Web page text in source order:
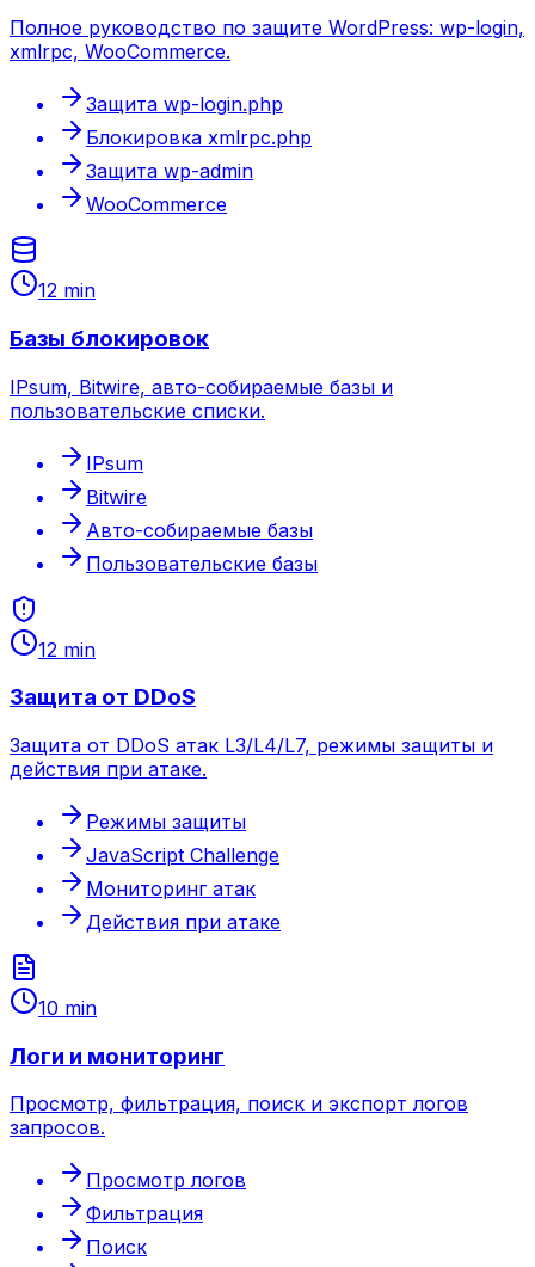
Полное руководство по защите WordPress: wp-login,
xmlrpc, WooCommerce.
Защита wp-login.php
Блокировка xmlrpc.php
Защита wp-admin
WooCommerce
12 min
Базы блокировок
IPsum, Bitwire, авто-собираемые базы и
пользовательские списки.
IPsum
Bitwire
Авто-собираемые базы
Пользовательские базы
12 min
Защита от DDoS
Защита от DDoS атак L3/L4/L7, режимы защиты и
действия при атаке.
Режимы защиты
JavaScript Challenge
Мониторинг атак
Действия при атаке
10 min
Логи и мониторинг
Просмотр, фильтрация, поиск и экспорт логов
запросов.
Просмотр логов
Фильтрация
Поиск